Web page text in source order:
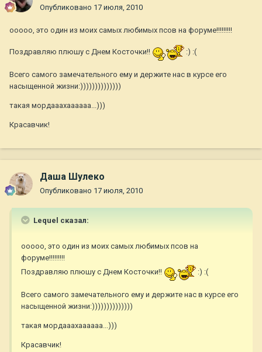
Опубликовано 17 июля, 2010
ооооо, это один из моих самых любимых псов на форуме!!!!!!!!!
Поздравляю плюшу с Днем Косточки!! :) :(
Всего самого замечательного ему и держите нас в курсе его
насыщенной жизни:))))))))))))))
такая мордааахаааааа...)))
Красавчик!
Даша Шулеко
Опубликовано 17 июля, 2010
Lequel сказал:
ооооо, это один из моих самых любимых псов на
форуме!!!!!!!!!
Поздравляю плюшу с Днем Косточки!!
:) :(
Всего самого замечательного ему и держите нас в курсе его
насыщенной жизни:))))))))))))))
такая мордааахаааааа...)))
Красавчик!